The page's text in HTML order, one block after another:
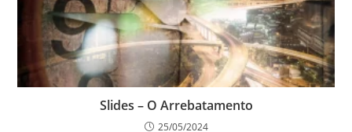
Slides – O Arrebatamento
25/05/2024